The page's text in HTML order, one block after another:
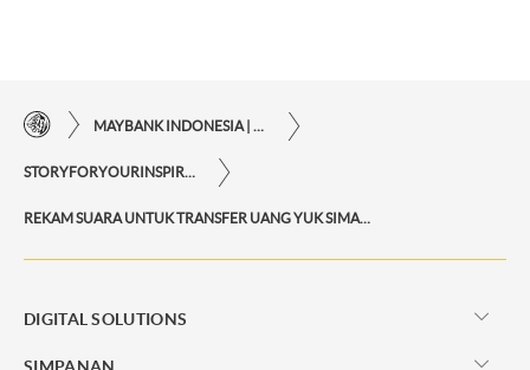
MAYBANK INDONESIA | KEMUDAHAN TRANSAKSI FINANSIAL DI UJUNG JARI ANDA
STORYFORYOURINSPIRATIONPERSONAL
REKAM SUARA UNTUK TRANSFER UANG YUK SIMAK CARA GUNAKAN FITUR SMART SEARCH DI M2U ID APP
DIGITAL SOLUTIONS